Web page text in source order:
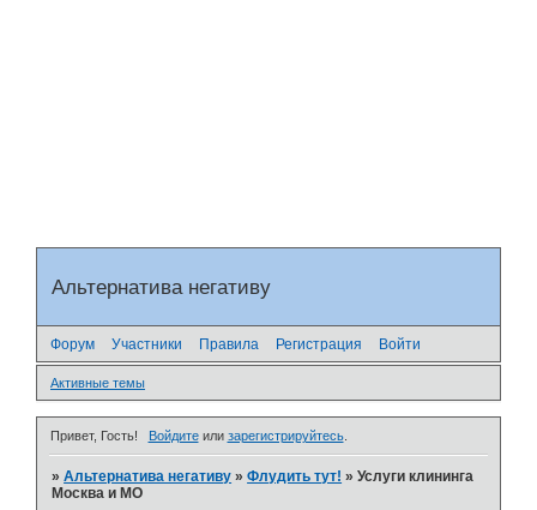
Альтернатива негативу
Форум Участники Правила Регистрация Войти
Активные темы
Привет, Гость! Войдитеили зарегистрируйтесь.
»Альтернатива негативу »Флудить тут! »Услуги клининга
Москва и МО